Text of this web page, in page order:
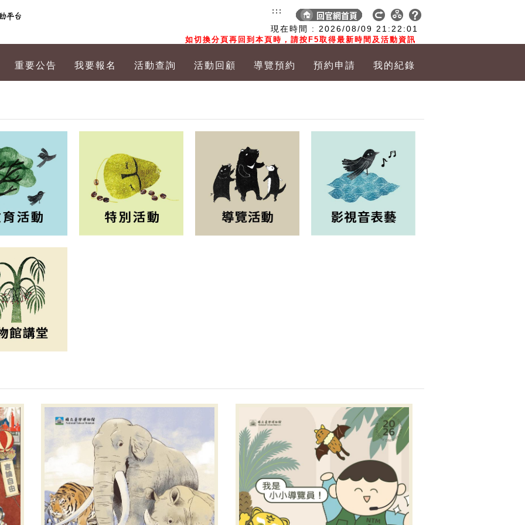
現在時間 : 2026/08/09 21:22:02
如切換分頁再回到本頁時，請按F5取得最新時間及活動資訊
:::
重要公告 我要報名 活動查詢 活動回顧 導覽預約 預約申請 我的紀錄